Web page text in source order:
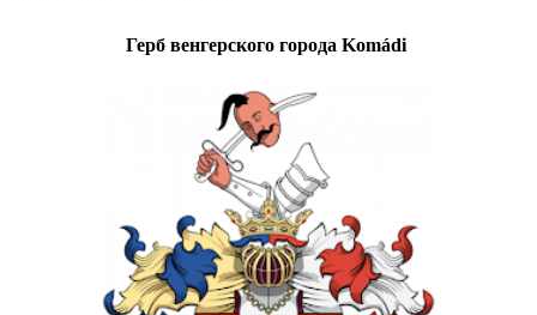
Герб венгерского города Komádi